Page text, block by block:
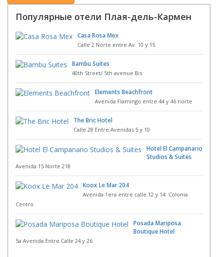
Популярные отели Плая-дель-Кармен
Casa Rosa Mex
Calle 2 Norte entre Av. 10 y 15
Bambu Suites
40th Street/ 5th avenue Bis
Elements Beachfront
Avenida Flamingo entre 44 y 46 norte
The Bric Hotel
Calle 28 Entre Avenidas 5 y 10
Hotel El Campanario
Studios & Suites
Avenida 15 Norte 218
Koox Le Mar 204
Avenida 1era entre calle 12 y 14. Colonia
Centro
Posada Mariposa
Boutique Hotel
5a Avenida Entre Calle 24 y 26